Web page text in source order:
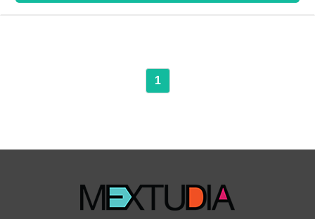
empresa desde su creación, pasando por su desarrollo, hasta
1